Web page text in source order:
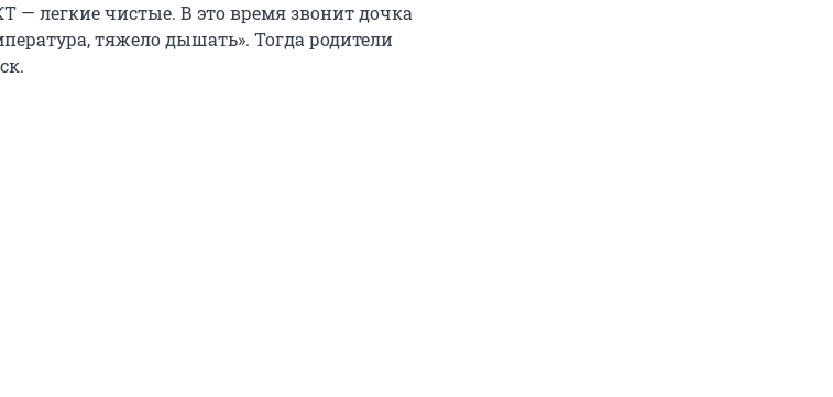
— легкие чистые. В это время звонит дочка
тяжело дышать». Тогда родители